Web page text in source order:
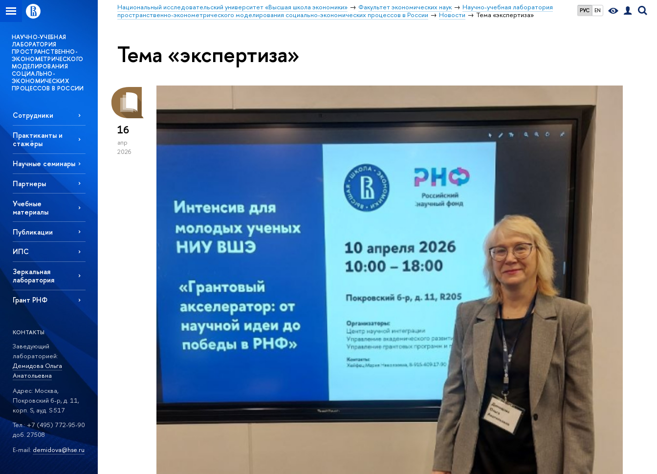
РУС EN
Национальный исследовательский университет «Высшая школа экономики» Факультет экономических наук
Научно-учебная лаборатория
пространственно-эконометрического моделирования социально-экономических процессов в России
Новости Тема «экспертиза»
НАУЧНО-УЧЕБНАЯ
ЛАБОРАТОРИЯ
ПРОСТРАНСТВЕННО-
ЭКОНОМЕТРИЧЕСКОГО
МОДЕЛИРОВАНИЯ
СОЦИАЛЬНО-
ЭКОНОМИЧЕСКИХ
ПРОЦЕССОВ В РОССИИ
Сотрудники
Практиканты и
стажёры
Научные семинары
Партнеры
Учебные
материалы
Публикации
ИПС
Зеркальная
лаборатория
Грант РНФ
КОНТАКТЫ
Заведующий
лабораторией:
Демидова Ольга
Анатольевна
Адрес: Москва,
Покровский б-р, д. 11,
корп. S, ауд. S 517
Тел.: +7 (495) 772-95-90
доб. 27508
E-mail: demidova@hse.ru
Тема «экспертиза»
16
апр
2026